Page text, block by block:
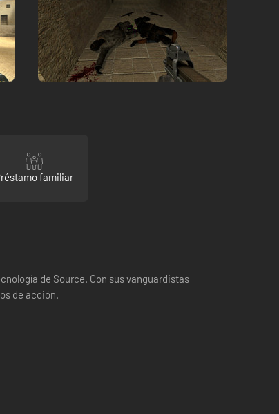
familiar
de Source. Con sus vanguardistas
de acción.